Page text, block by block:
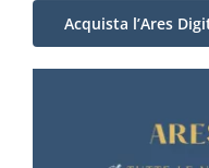
Acquista l’Ares